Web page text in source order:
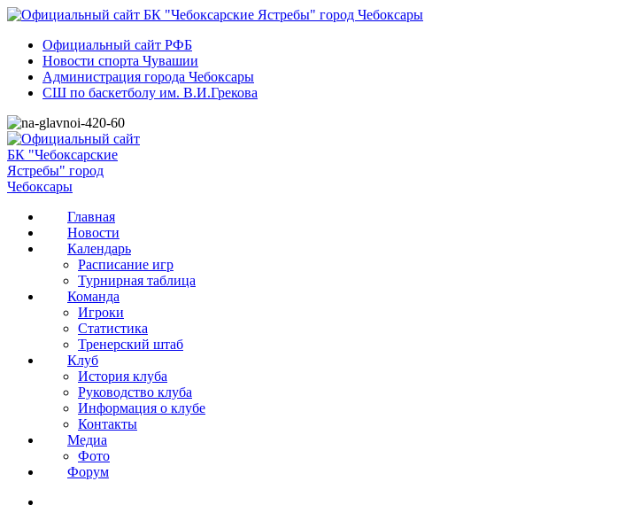
Официальный сайт РФБ
Новости спорта Чувашии
Администрация города Чебоксары
СШ по баскетболу им. В.И.Грекова
Главная
Новости
Календарь
Расписание игр
Турнирная таблица
Команда
Игроки
Статистика
Тренерский штаб
Клуб
История клуба
Руководство клуба
Информация о клубе
Контакты
Медиа
Фото
Форум